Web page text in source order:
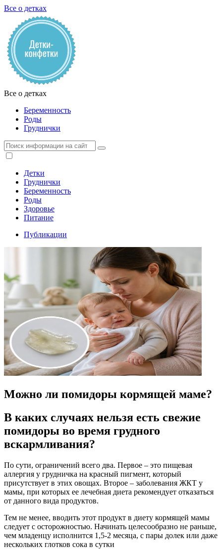
Все о детках
Все о детках
Беременность
Роды
Груднички
Детки
Груднички
Беременность
Роды
Здоровье
Питание
Публикации
Можно ли помидоры кормящей маме?
В каких случаях нельзя есть свежие
помидоры во время грудного
вскармливания?
По сути, ограничений всего два. Первое – это пищевая
аллергия у грудничка на красный пигмент, который
присутствует в этих овощах. Второе – заболевания ЖКТ у
мамы, при которых ее лечебная диета рекомендует отказаться
от данного вида продуктов.
Тем не менее, вводить этот продукт в диету кормящей мамы
следует с осторожностью. Начинать целесообразно не раньше,
чем младенцу исполнится 1,5-2 месяца, с пары долек или даже
нескольких глотков сока в сутки